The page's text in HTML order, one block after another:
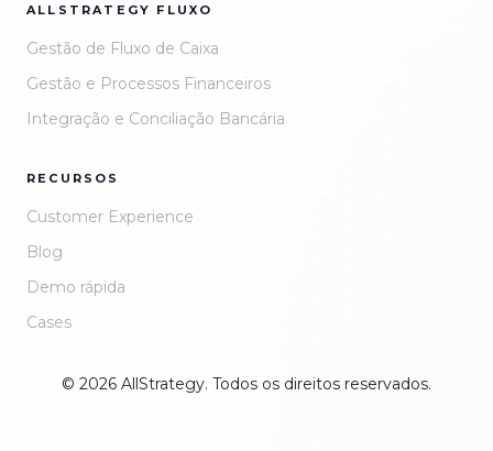
ALLSTRATEGY FLUXO
Gestão de Fluxo de Caixa
Gestão e Processos Financeiros
Integração e Conciliação Bancária
RECURSOS
Customer Experience
Blog
Demo rápida
Cases
© 2026 AllStrategy. Todos os direitos reservados.